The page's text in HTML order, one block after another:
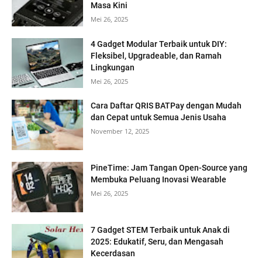
Masa Kini
Mei 26, 2025
4 Gadget Modular Terbaik untuk DIY:
Fleksibel, Upgradeable, dan Ramah
Lingkungan
Mei 26, 2025
Cara Daftar QRIS BATPay dengan Mudah
dan Cepat untuk Semua Jenis Usaha
November 12, 2025
PineTime: Jam Tangan Open-Source yang
Membuka Peluang Inovasi Wearable
Mei 26, 2025
7 Gadget STEM Terbaik untuk Anak di
2025: Edukatif, Seru, dan Mengasah
Kecerdasan